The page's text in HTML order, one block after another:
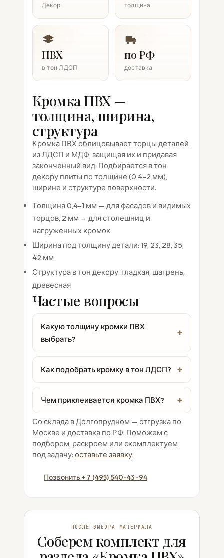
Декор толщина
ПВХ
в тон ЛДСП
по РФ
доставка
Кромка ПВХ —
толщина, ширина,
структура
Кромка ПВХ облицовывает торцы деталей
из ЛДСП и МДФ, защищая их и придавая
законченный вид. Подбирается в тон
декору плиты по толщине (0,4–2 мм),
ширине и структуре поверхности.
Толщина 0,4–1 мм — для фасадов и видимых
торцов, 2 мм — для столешниц и
нагруженных кромок
Ширина под толщину детали: 19, 23, 28, 35,
42 мм
Структура в тон декору: гладкая, шагрень,
древесная
Частые вопросы
Какую толщину кромки ПВХ
выбрать?
Как подобрать кромку в тон ЛДСП?
Чем приклеивается кромка ПВХ?
Со склада в Долгопрудном — отгрузка по
Москве и доставка по РФ. Поможем с
подбором, раскроем или скомплектуем
под задачу: оставьте заявку.
Позвонить +7 (495) 540-43-94
ПОСЛЕ ВЫБОРА МАТЕРИАЛА
Соберем комплект для